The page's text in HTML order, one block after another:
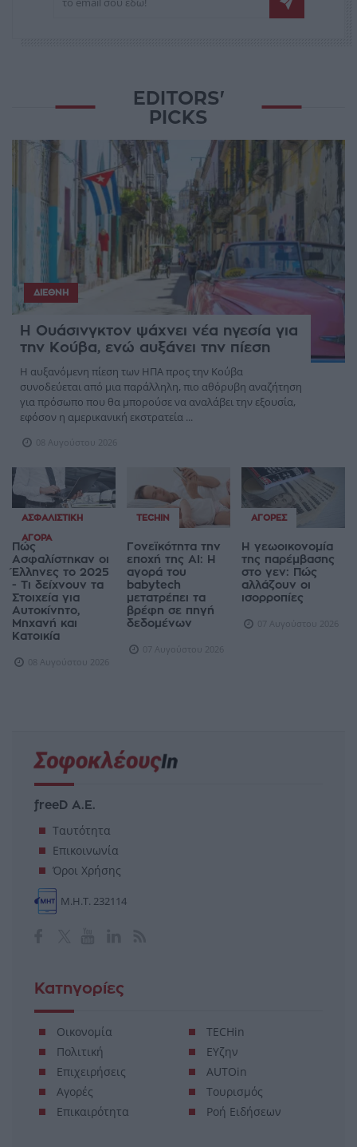
EDITORS'
PICKS
ΔΙΕΘΝΉ
Η Ουάσινγκτον ψάχνει νέα ηγεσία για
την Κούβα, ενώ αυξάνει την πίεση
Η αυξανόμενη πίεση των ΗΠΑ προς την Κούβα
συνοδεύεται από μια παράλληλη, πιο αθόρυβη αναζήτηση
για πρόσωπο που θα μπορούσε να αναλάβει την εξουσία,
εφόσον η αμερικανική εκστρατεία ...
08 Αυγούστου 2026
ΑΣΦΑΛΙΣΤΙΚΉ
ΑΓΟΡΆ
Πώς
Ασφαλίστηκαν οι
Έλληνες το 2025
- Τι δείχνουν τα
Στοιχεία για
Αυτοκίνητο,
Μηχανή και
Κατοικία
08 Αυγούστου 2026
TECHIN
Γονεϊκότητα την
εποχή της AI: Η
αγορά του
babytech
μετατρέπει τα
βρέφη σε πηγή
δεδομένων
07 Αυγούστου 2026
ΑΓΟΡΈΣ
Η γεωοικονομία
της παρέμβασης
στο γεν: Πώς
αλλάζουν οι
ισορροπίες
07 Αυγούστου 2026